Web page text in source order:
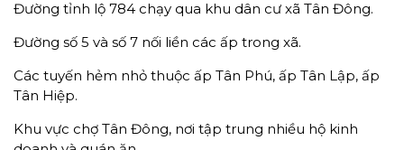
Đường tỉnh lộ 784 chạy qua khu dân cư xã Tân Đông.
Đường số 5 và số 7 nối liền các ấp trong xã.
Các tuyến hẻm nhỏ thuộc ấp Tân Phú, ấp Tân Lập, ấp
Tân Hiệp.
Khu vực chợ Tân Đông, nơi tập trung nhiều hộ kinh